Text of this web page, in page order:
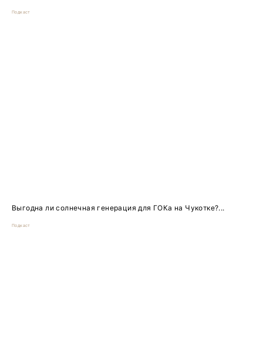
Подкаст
Выгодна ли солнечная генерация для ГОКа на Чукотке?...
Подкаст